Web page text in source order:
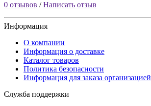
0 отзывов /Написать отзыв
Информация
О компании
Информация о доставке
Каталог товаров
Политика безопасности
Информация для заказа организацией
Служба поддержки